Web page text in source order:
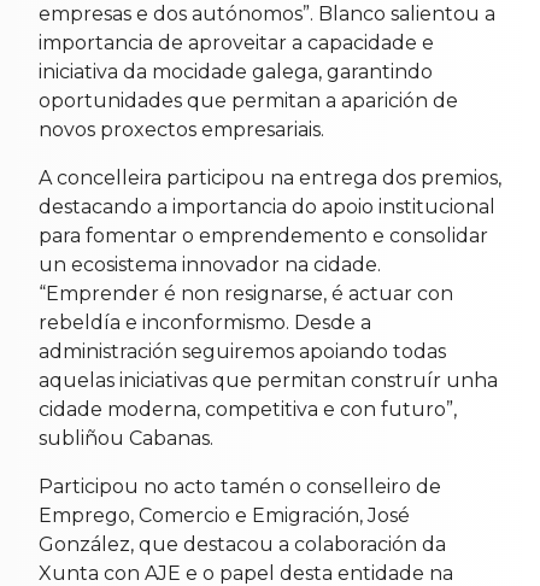
empresas e dos autónomos”. Blanco salientou a
importancia de aproveitar a capacidade e
iniciativa da mocidade galega, garantindo
oportunidades que permitan a aparición de
novos proxectos empresariais.
A concelleira participou na entrega dos premios,
destacando a importancia do apoio institucional
para fomentar o emprendemento e consolidar
un ecosistema innovador na cidade.
“Emprender é non resignarse, é actuar con
rebeldía e inconformismo. Desde a
administración seguiremos apoiando todas
aquelas iniciativas que permitan construír unha
cidade moderna, competitiva e con futuro”,
subliñou Cabanas.
Participou no acto tamén o conselleiro de
Emprego, Comercio e Emigración, José
González, que destacou a colaboración da
Xunta con AJE e o papel desta entidade na